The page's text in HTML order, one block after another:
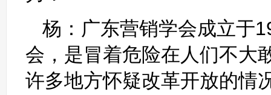
杨：广东营销学会成立于
会，是冒着危险在人们不大
许多地方怀疑改革开放的情